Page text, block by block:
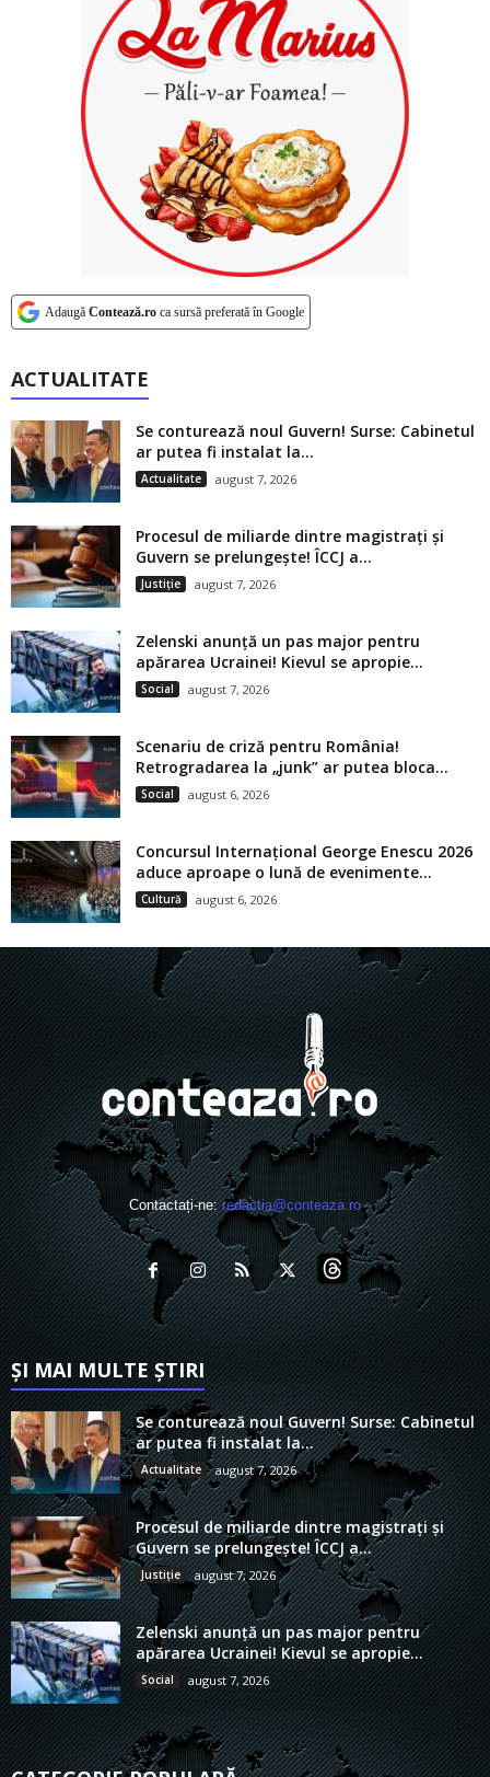
Adaugă Contează.ro ca sursă preferată în Google
ACTUALITATE
Se conturează noul Guvern! Surse: Cabinetul
ar putea fi instalat la...
Actualitate august 7, 2026
Procesul de miliarde dintre magistrați și
Guvern se prelungește! ÎCCJ a...
Justiție august 7, 2026
Zelenski anunță un pas major pentru
apărarea Ucrainei! Kievul se apropie...
Social august 7, 2026
Scenariu de criză pentru România!
Retrogradarea la „junk” ar putea bloca...
Social august 6, 2026
Concursul Internațional George Enescu 2026
aduce aproape o lună de evenimente...
Cultură august 6, 2026
Contactați-ne:redactia@conteaza.ro
ȘI MAI MULTE ȘTIRI
Se conturează noul Guvern! Surse: Cabinetul
ar putea fi instalat la...
Actualitate august 7, 2026
Procesul de miliarde dintre magistrați și
Guvern se prelungește! ÎCCJ a...
Justiție august 7, 2026
Zelenski anunță un pas major pentru
apărarea Ucrainei! Kievul se apropie...
Social august 7, 2026